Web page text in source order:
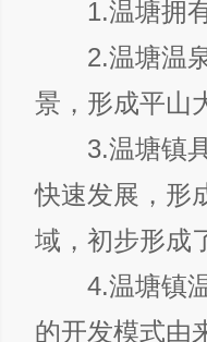
1.温塘拥有
2.温塘温泉
景，形成平山
3.温塘镇具
快速发展，形
域，初步形成
4.温塘镇温
的开发模式由